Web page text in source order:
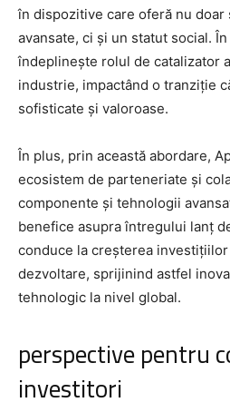
în dispozitive care oferă nu
avansate, ci și un statut social.
îndeplinește rolul de catalizator
industrie, impactând o tranziție
sofisticate și valoroase.
În plus, prin această abordare,
ecosistem de parteneriate și
componente și tehnologii
benefice asupra întregului lanț
conduce la creșterea
dezvoltare, sprijinind astfel
tehnologic la nivel global.
perspective pentru
investitori